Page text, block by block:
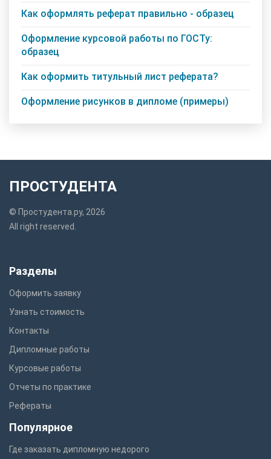
Как оформлять реферат правильно - образец
Оформление курсовой работы по ГОСТу:
образец
Как оформить титульный лист реферата?
Оформление рисунков в дипломе (примеры)
ПРОСТУДЕНТА
© Простудента.ру, 2026
All right reserved.
Разделы
Оформить заявку
Узнать стоимость
Контакты
Дипломные работы
Курсовые работы
Отчеты по практике
Рефераты
Популярное
Где заказать дипломную недорого